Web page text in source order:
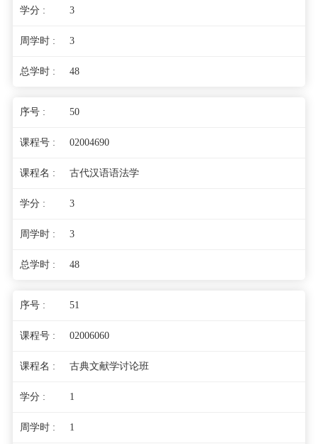
3
3
48
50
02004690
古代汉语语法学
3
3
48
51
02006060
古典文献学讨论班
1
1